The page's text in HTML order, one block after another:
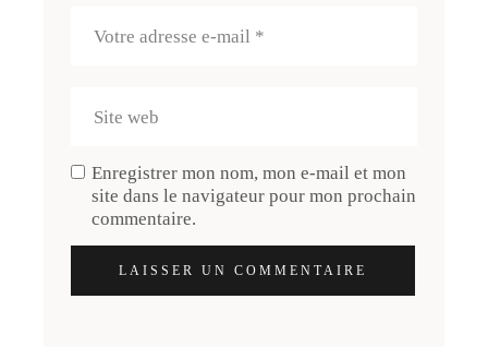
Enregistrer mon nom, mon e-mail et mon
site dans le navigateur pour mon prochain
commentaire.
LAISSER UN COMMENTAIRE